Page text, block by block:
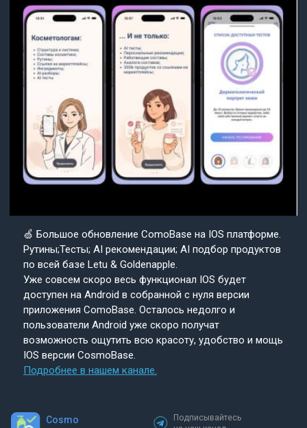
🍏 Большое обновление ComoBase на IOS платформе.
Рутины;Тесты; AI рекомендации; AI подбор продуктов
по всей базе Letu & Goldenapple.
Уже совсем скоро весь функционал IOS будет
доступен на Android в собранной с нуля версии
приложения ComoBase. Осталось недолго и
пользователи Android уже скоро получат
возможность ощутить всю красоту, удобство и мощь
IOS версии CosmoBase.
Подробнее в нашем канале.
Cosmo
Подписывайтесь